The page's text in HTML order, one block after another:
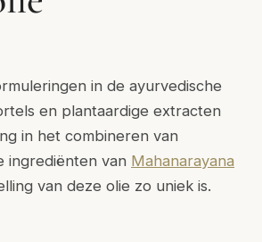
in de ayurvedische
en plantaardige extracten
in het combineren van
ingrediënten van Mahanarayana
van deze olie zo uniek is.